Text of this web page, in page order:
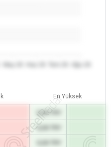
En Yüksek
0,00 TRY
0,00 TRY